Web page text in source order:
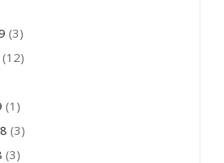
(3)
(12)
(1)
(3)
(3)